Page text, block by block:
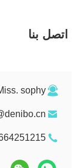
اتصل بنا
sophy